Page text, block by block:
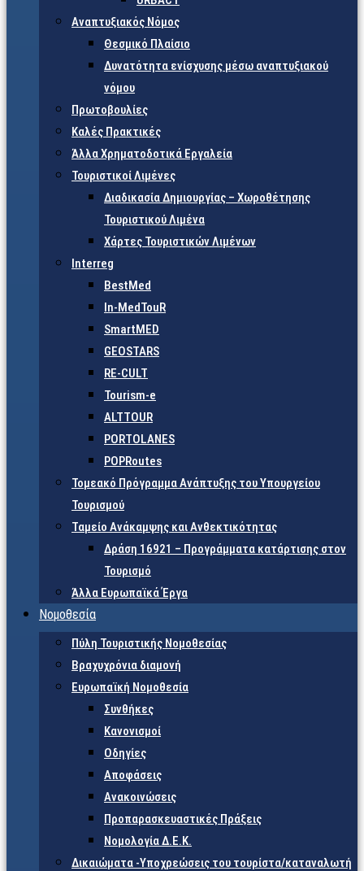
Αναπτυξιακός Νόμος
Θεσμικό Πλαίσιο
Δυνατότητα ενίσχυσης μέσω αναπτυξιακού
νόμου
Πρωτοβουλίες
Καλές Πρακτικές
Άλλα Χρηματοδοτικά Εργαλεία
Τουριστικοί Λιμένες
Διαδικασία Δημιουργίας – Χωροθέτησης
Τουριστικού Λιμένα
Χάρτες Τουριστικών Λιμένων
Interreg
BestMed
In-MedTouR
SmartMED
GEOSTARS
RE-CULT
Tourism-e
ALTTOUR
PORTOLANES
POPRoutes
Τομεακό Πρόγραμμα Ανάπτυξης του Υπουργείου
Τουρισμού
Ταμείο Ανάκαμψης και Ανθεκτικότητας
Δράση 16921 – Προγράμματα κατάρτισης στον
Τουρισμό
Άλλα Ευρωπαϊκά Έργα
Νομοθεσία
Πύλη Τουριστικής Νομοθεσίας
Βραχυχρόνια διαμονή
Ευρωπαϊκή Νομοθεσία
Συνθήκες
Κανονισμοί
Οδηγίες
Αποφάσεις
Ανακοινώσεις
Προπαρασκευαστικές Πράξεις
Νομολογία Δ.Ε.Κ.
Δικαιώματα -Υποχρεώσεις του τουρίστα/καταναλωτή